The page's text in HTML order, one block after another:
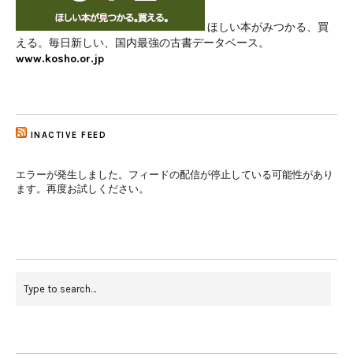
ほしい本がみつかる、買
える。毎日新しい、国内最強の古書データベース。
www.kosho.or.jp
INACTIVE FEED
エラーが発生しました。フィードの配信が停止している可能性があり
ます。再度お試しください。